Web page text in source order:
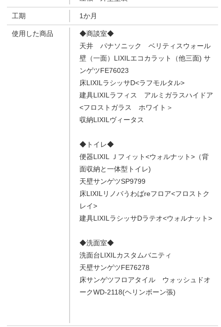
工期 1か月
使用した商品
◆商談室◆
天井 パナソニック ベリティスウォール
壁（一面）LIXILエコカラット
（他三面) サ
ンゲツFE76023
床LIXILラシッサD<ラフモルタル>
建具LIXILラフィス アルミガラスハイドア
<フロストガラス ホワイト＞
収納LIXILヴィータス
◆トイレ◆
便器LIXIL Ｊフィット<ウォルナット>（背
面収納と一体型トイレ)
天壁サンゲツSP9799
床LIXILリノバうわばreフロア<フロストク
レイ>
建具LIXILラシッサDラテオ<ウォルナット>
◆洗面室◆
洗面台LIXILカスタムバニティ
天壁サンゲツFE76278
床サンゲツフロアタイル ウォッシュドオ
ークWD-2118(ヘリンボーン張)